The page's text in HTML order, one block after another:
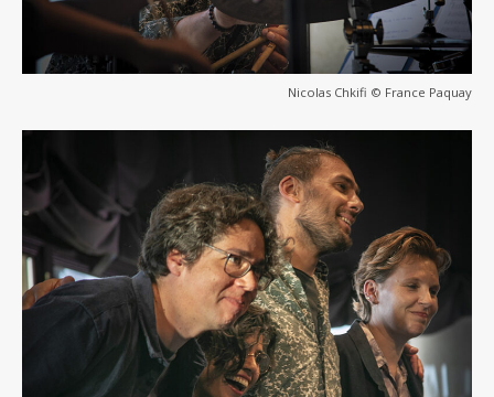
Nicolas Chkifi © France Paquay